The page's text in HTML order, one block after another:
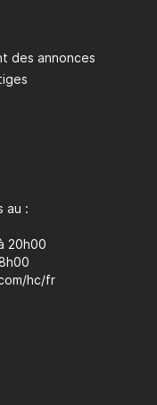
des annonces
au :
20h00
hc/fr